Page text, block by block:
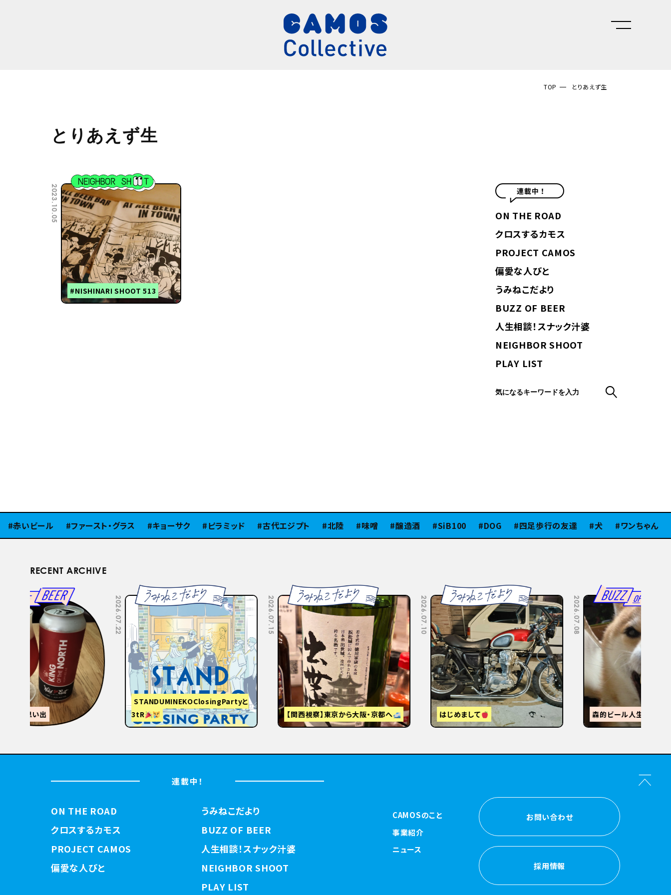
TOP とりあえず生
とりあえず生
2023.10.05
#NISHINARI SHOOT 513
ON THE ROAD
クロスするカモス
PROJECT CAMOS
偏愛な人びと
うみねこだより
BUZZ OF BEER
人生相談！スナック汁婆
NEIGHBOR SHOOT
PLAY LIST
赤いビール ファースト・グラス キョーサク ピラミッド 古代エジプト 北陸 味噌 醸造酒 SiB100 DOG 四足歩行の友達 犬 ワンちゃん
RECENT ARCHIVE
2026.07.22
STANDUMINEKOClosingPartyと
3tR
2026.07.15
【関西視察】東京から大阪・京都へ
2026.07.10
はじめまして
2026.07.08
森的ビール人生②
2026.07.06
連載中！
ON THE ROAD
クロスするカモス
PROJECT CAMOS
偏愛な人びと
うみねこだより
BUZZ OF BEER
人生相談！スナック汁婆
NEIGHBOR SHOOT
PLAY LIST
CAMOSのこと
事業紹介
ニュース
お問い合わせ
採用情報